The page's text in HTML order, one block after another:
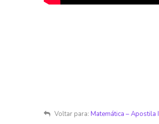
Voltar para:Matemática – Apostila I